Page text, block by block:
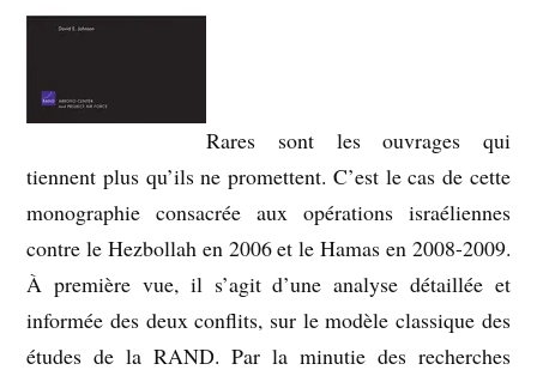
Rares sont les ouvrages qui
tiennent plus qu’ils ne promettent. C’est le cas de cette
monographie consacrée aux opérations israéliennes
contre le Hezbollah en 2006 et le Hamas en 2008-2009.
À première vue, il s’agit d’une analyse détaillée et
informée des deux conflits, sur le modèle classique des
études de la RAND. Par la minutie des recherches